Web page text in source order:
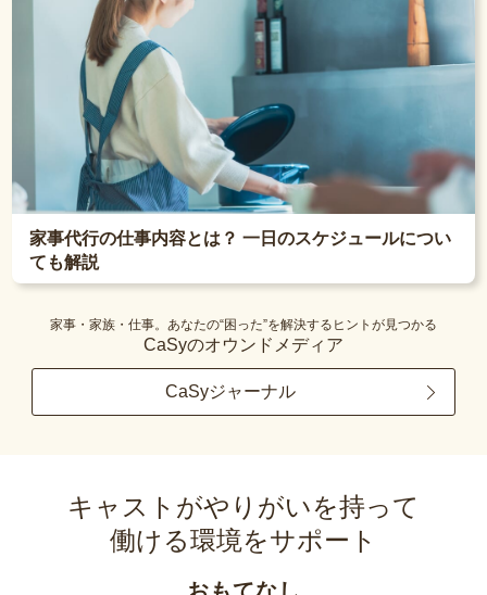
家事代行の仕事内容とは？ 一日のスケジュールについ
ても解説
家事・家族・仕事。あなたの“困った”を解決するヒントが見つかる
CaSyのオウンドメディア
CaSyジャーナル
キャストがやりがいを持って
働ける環境をサポート